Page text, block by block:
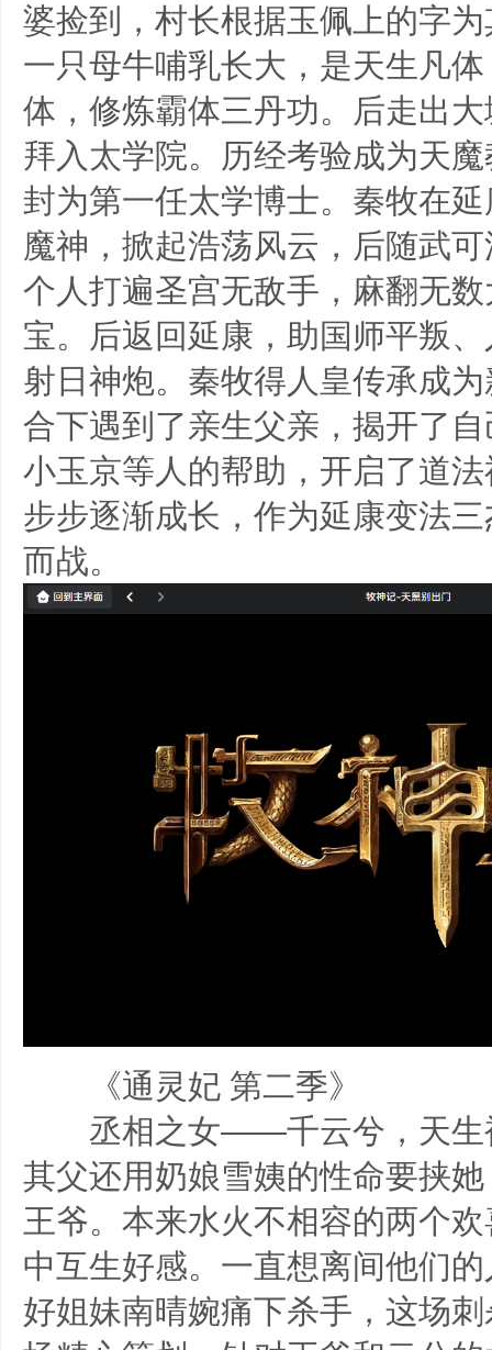
婆捡到，村长根据玉佩上的字为
一只母牛哺乳长大，是天生凡
体，修炼霸体三丹功。后走出
拜入太学院。历经考验成为天
封为第一任太学博士。秦牧在
魔神，掀起浩荡风云，后随武
个人打遍圣宫无敌手，麻翻无
宝。后返回延康，助国师平叛
射日神炮。秦牧得人皇传承成
合下遇到了亲生父亲，揭开了
小玉京等人的帮助，开启了道
步步逐渐成长，作为延康变法
而战。
《通灵妃 第二季》
丞相之女——千云兮，天生
其父还用奶娘雪姨的性命要挟
王爷。本来水火不相容的两个
中互生好感。一直想离间他们
好姐妹南晴婉痛下杀手，这场